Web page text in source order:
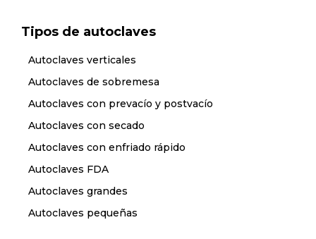
Tipos de autoclaves
Autoclaves verticales
Autoclaves de sobremesa
Autoclaves con prevacío y postvacío
Autoclaves con secado
Autoclaves con enfriado rápido
Autoclaves FDA
Autoclaves grandes
Autoclaves pequeñas